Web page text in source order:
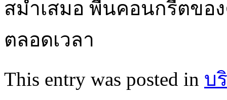
สม่ำเสมอ พื้นคอนกรีตขอ
ตลอดเวลา
This entry was posted in บ